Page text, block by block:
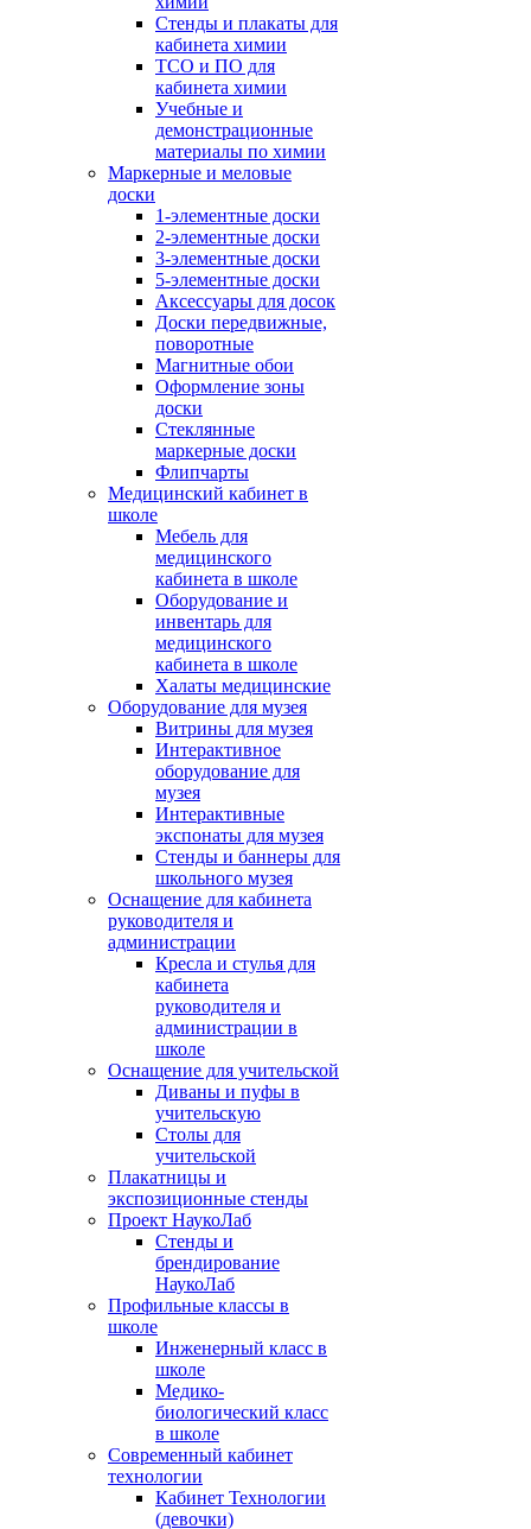
Стенды и плакаты для
кабинета химии
ТСО и ПО для
кабинета химии
Учебные и
демонстрационные
материалы по химии
Маркерные и меловые
доски
1-элементные доски
2-элементные доски
3-элементные доски
5-элементные доски
Аксессуары для досок
Доски передвижные,
поворотные
Магнитные обои
Оформление зоны
доски
Стеклянные
маркерные доски
Флипчарты
Медицинский кабинет в
школе
Мебель для
медицинского
кабинета в школе
Оборудование и
инвентарь для
медицинского
кабинета в школе
Халаты медицинские
Оборудование для музея
Витрины для музея
Интерактивное
оборудование для
музея
Интерактивные
экспонаты для музея
Стенды и баннеры для
школьного музея
Оснащение для кабинета
руководителя и
администрации
Кресла и стулья для
кабинета
руководителя и
администрации в
школе
Оснащение для учительской
Диваны и пуфы в
учительскую
Столы для
учительской
Плакатницы и
экспозиционные стенды
Проект НаукоЛаб
Стенды и
брендирование
НаукоЛаб
Профильные классы в
школе
Инженерный класс в
школе
Медико-
биологический класс
в школе
Современный кабинет
технологии
Кабинет Технологии
(девочки)